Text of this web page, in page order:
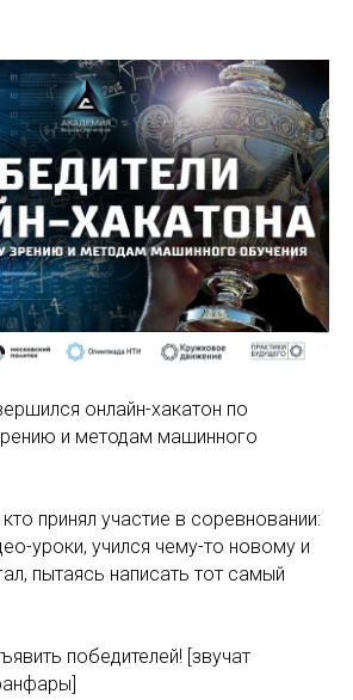
онлайн-хакатон по
и методам машинного
принял участие в соревновании:
уроки, учился чему-то новому и
пытаясь написать тот самый
победителей! [звучат